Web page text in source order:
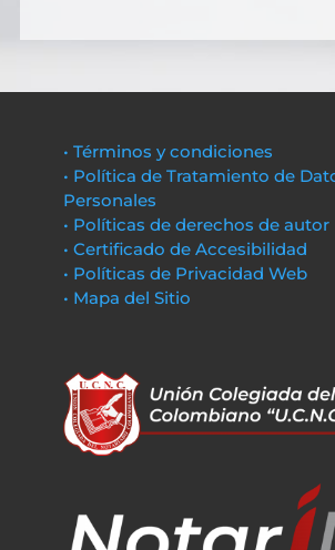
• Términos y condiciones
• Política de Tratamiento de
Personales
• Políticas de derechos de autor
• Certificado de Accesibilidad
• Políticas de Privacidad Web
• Mapa del Sitio